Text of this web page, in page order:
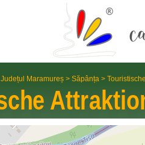
Județul Maramureș > Săpânța >